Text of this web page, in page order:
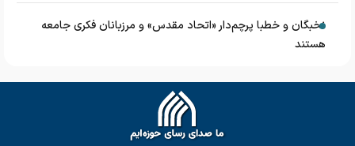
نخبگان و خطبا پرچم‌دار «اتحاد مقدس» و مرزبانان فکری جامعه
هستند